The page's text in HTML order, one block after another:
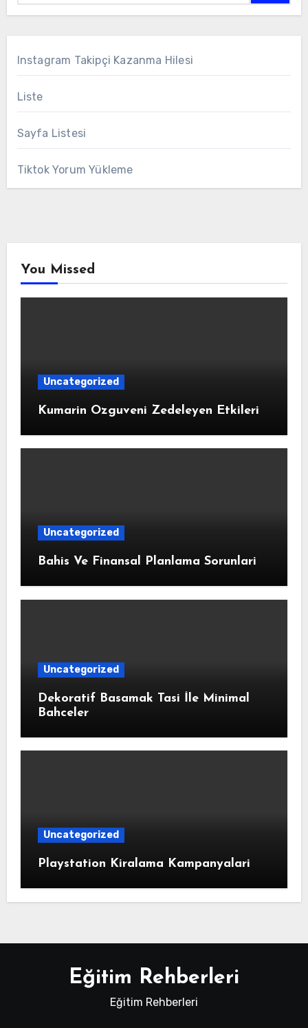
Instagram Takipçi Kazanma Hilesi
Liste
Sayfa Listesi
Tiktok Yorum Yükleme
You Missed
Uncategorized
Kumarin Ozguveni Zedeleyen Etkileri
Uncategorized
Bahis Ve Finansal Planlama Sorunlari
Uncategorized
Dekoratif Basamak Tasi İle Minimal
Bahceler
Uncategorized
Playstation Kiralama Kampanyalari
Eğitim Rehberleri
Eğitim Rehberleri